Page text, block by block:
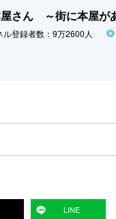
さん ～街に本屋が
ル登録者数：9万2600人
LINE